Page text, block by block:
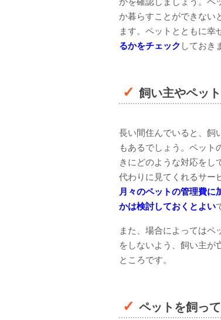
か暮らすことができない
ます。ペットとともに幸
るかをチェック しておき
飼い主やペッ
長い間住んでいると、飼
もあるでしょう。ペット
きにどのような対応をし
代わりに見てくれるサー
月々のペットの管理費に
かは検討しておくとよい
また、場合によってはペ
をしないよう、飼い主が
ところです。
ペットを飼っ